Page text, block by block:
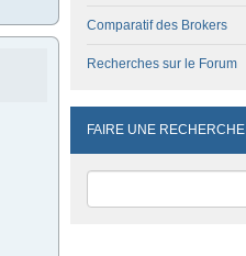
Comparatif des Brokers
Recherches sur le Forum
FAIRE UNE RECHERCHE